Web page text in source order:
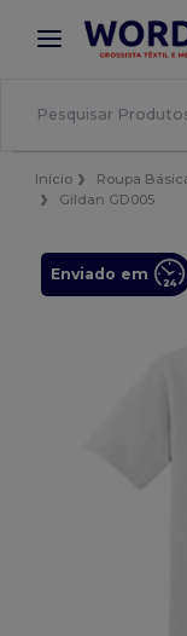
× App
Melhores
Início Roupa
Gildan GD005
Enviado em